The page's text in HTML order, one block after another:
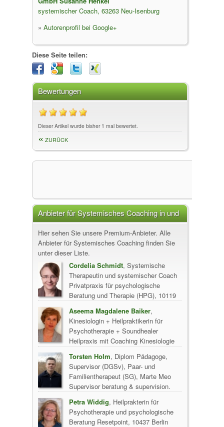
systemischer Coach, 63263 Neu-Isenburg
» Autorenprofil bei Google+
Diese Seite teilen:
Bewertungen
Dieser Artikel wurde bisher 1 mal bewertet.
ZURÜCK
Anbieter für Systemisches Coaching in und
um
Hier sehen Sie unsere Premium-Anbieter. Alle
Anbieter für Systemisches Coaching finden Sie
unter dieser Liste.
Cordelia Schmidt, Systemische
Therapeutin und systemischer Coach
Privatpraxis für psychologische
Beratung und Therapie (HPG), 10119
Berlin
Aseema Magdalene Baiker,
Kinesiologin + Heilpraktikerin für
Psychotherapie + Soundhealer
Heilpraxis mit Coaching Kinesiologie
und Soundhealing, 10405 Berlin
Torsten Holm, Diplom Pädagoge,
Supervisor (DGSv), Paar- und
Familientherapeut (SG), Marte Meo
Supervisor beratung & supervision.
Torsten Holm, 10407 Berlin
Petra Widdig, Heilprakterin für
Psychotherapie und psychologische
Beratung Resetpoint, 10437 Berlin